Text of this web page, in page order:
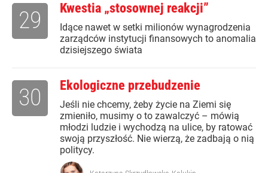
Kwestia „stosownej reakcji”
Idące nawet w setki milionów wynagrodzenia
zarządców instytucji finansowych to anomalia
dzisiejszego świata
29
Ekologiczne przebudzenie
Jeśli nie chcemy, żeby życie na Ziemi się
zmieniło, musimy o to zawalczyć – mówią
młodzi ludzie i wychodzą na ulice, by ratować
swoją przyszłość. Nie wierzą, że zadbają o nią
politycy.
30